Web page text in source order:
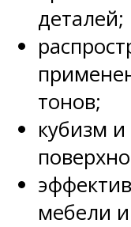
деталей;
тонов;
кубизм
мебели